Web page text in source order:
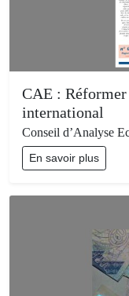
CAE :
international
Conseil d’Analyse
En savoir plus